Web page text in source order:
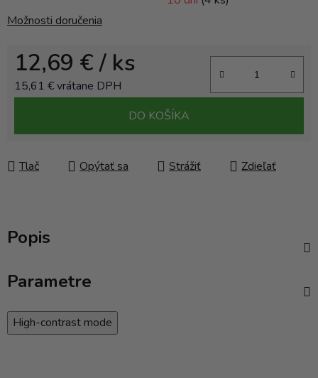
Možnosti doručenia
12,69 €/ ks
15,61 € vrátane DPH
DO KOŠÍKA
Tlač Opýtať sa Strážiť Zdieľať
Popis
Parametre
High-contrast mode